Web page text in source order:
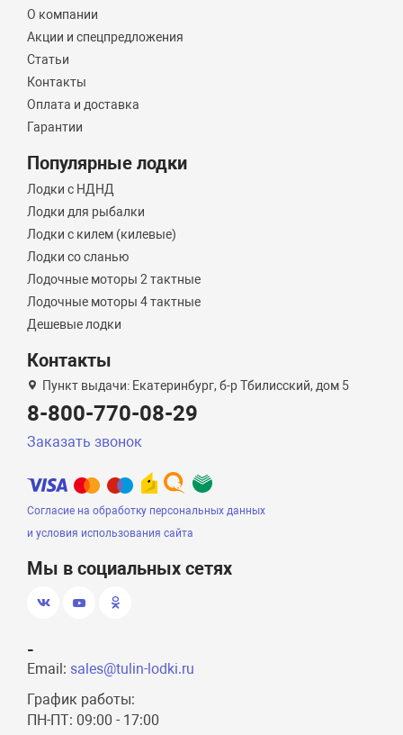
О компании
Акции и спецпредложения
Статьи
Контакты
Оплата и доставка
Гарантии
Популярные лодки
Лодки с НДНД
Лодки для рыбалки
Лодки с килем (килевые)
Лодки со сланью
Лодочные моторы 2 тактные
Лодочные моторы 4 тактные
Дешевые лодки
Контакты
Пункт выдачи: Екатеринбург, б-р Тбилисский, дом 5
8-800-770-08-29
Заказать звонок
Согласие на обработку персональных данных
и условия использования сайта
Мы в социальных сетях
-
Email: sales@tulin-lodki.ru
График работы:
ПН-ПТ: 09:00 - 17:00